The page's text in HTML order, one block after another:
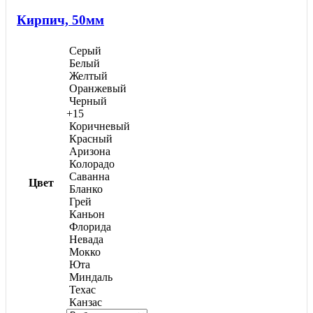
Кирпич, 50мм
Цвет
Серый
Белый
Желтый
Оранжевый
Черный
+15
Коричневый
Красный
Аризона
Колорадо
Саванна
Бланко
Грей
Каньон
Флорида
Невада
Мокко
Юта
Миндаль
Техас
Канзас